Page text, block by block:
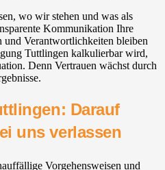
wo wir stehen und was als
Kommunikation Ihre
und Verantwortlichkeiten bleiben
Tuttlingen kalkulierbar wird,
Denn Vertrauen wächst durch
Darauf
uns verlassen
Vorgehensweisen und